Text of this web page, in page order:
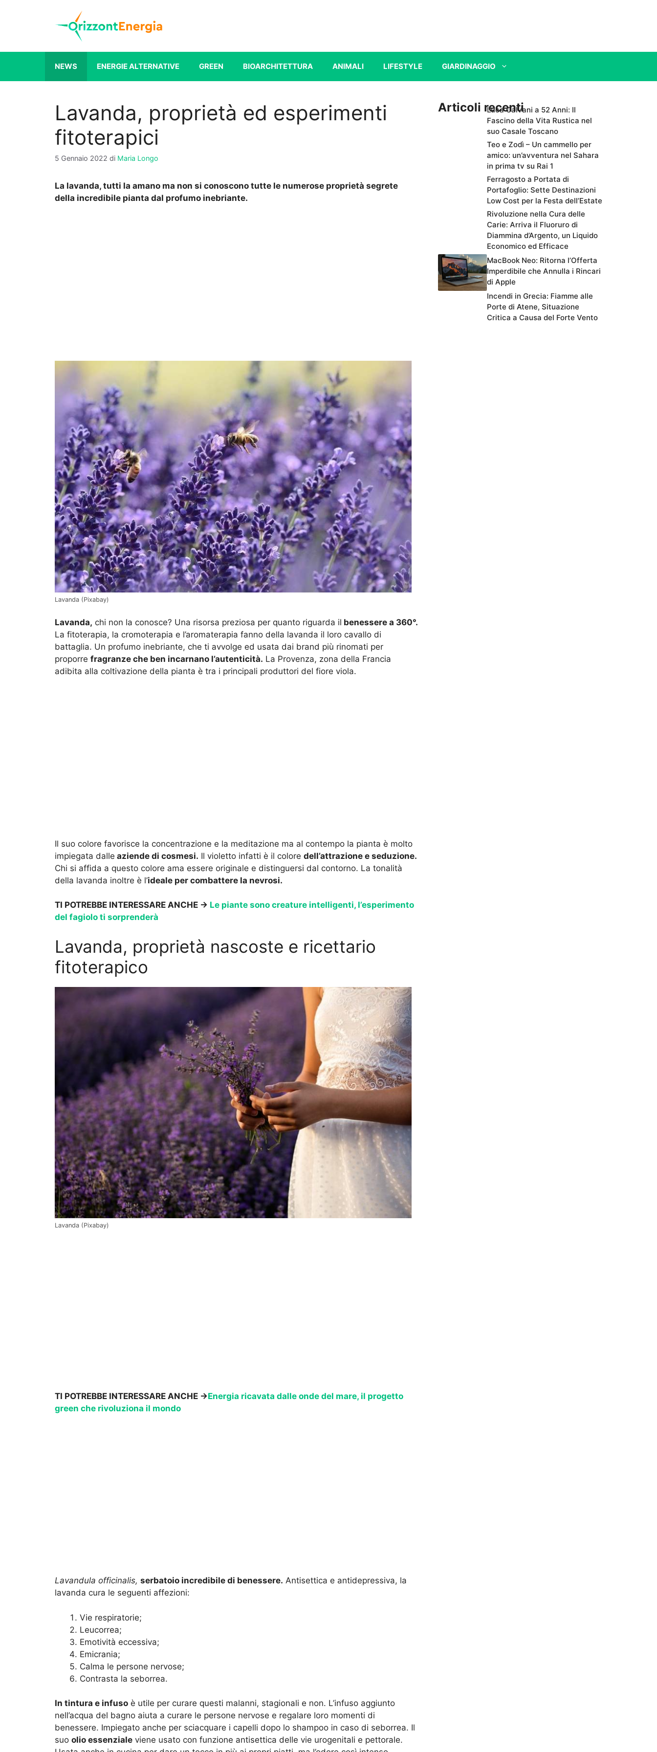
NEWS ENERGIE ALTERNATIVE GREEN BIOARCHITETTURA ANIMALI LIFESTYLE GIARDINAGGIO
Lavanda, proprietà ed esperimenti
fitoterapici
5 Gennaio 2022 di Maria Longo
La lavanda, tutti la amano ma non si conoscono tutte le numerose proprietà segrete
della incredibile pianta dal profumo inebriante.
Lavanda (Pixabay)
Lavanda, chi non la conosce? Una risorsa preziosa per quanto riguarda il benessere a 360°.
La fitoterapia, la cromoterapia e l’aromaterapia fanno della lavanda il loro cavallo di
battaglia. Un profumo inebriante, che ti avvolge ed usata dai brand più rinomati per
proporre fragranze che ben incarnano l’autenticità. La Provenza, zona della Francia
adibita alla coltivazione della pianta è tra i principali produttori del fiore viola.
Il suo colore favorisce la concentrazione e la meditazione ma al contempo la pianta è molto
impiegata dalle aziende di cosmesi. Il violetto infatti è il colore dell’attrazione e seduzione.
Chi si affida a questo colore ama essere originale e distinguersi dal contorno. La tonalità
della lavanda inoltre è l’ideale per combattere la nevrosi.
TI POTREBBE INTERESSARE ANCHE -> Le piante sono creature intelligenti, l’esperimento
del fagiolo ti sorprenderà
Lavanda, proprietà nascoste e ricettario
fitoterapico
Lavanda (Pixabay)
TI POTREBBE INTERESSARE ANCHE ->Energia ricavata dalle onde del mare, il progetto
green che rivoluziona il mondo
Lavandula officinalis, serbatoio incredibile di benessere. Antisettica e antidepressiva, la
lavanda cura le seguenti affezioni:
Vie respiratorie;
Leucorrea;
Emotività eccessiva;
Emicrania;
Calma le persone nervose;
Contrasta la seborrea.
In tintura e infuso è utile per curare questi malanni, stagionali e non. L’infuso aggiunto
nell’acqua del bagno aiuta a curare le persone nervose e regalare loro momenti di
benessere. Impiegato anche per sciacquare i capelli dopo lo shampoo in caso di seborrea. Il
suo olio essenziale viene usato con funzione antisettica delle vie urogenitali e pettorale.
Articoli recentiLuca Calvani a 52 Anni: Il
Fascino della Vita Rustica nel
suo Casale Toscano
Teo e Zodì – Un cammello per
amico: un’avventura nel Sahara
in prima tv su Rai 1
Ferragosto a Portata di
Portafoglio: Sette Destinazioni
Low Cost per la Festa dell’Estate
Rivoluzione nella Cura delle
Carie: Arriva il Fluoruro di
Diammina d’Argento, un Liquido
Economico ed Efficace
MacBook Neo: Ritorna l’Offerta
Imperdibile che Annulla i Rincari
di Apple
Incendi in Grecia: Fiamme alle
Porte di Atene, Situazione
Critica a Causa del Forte Vento